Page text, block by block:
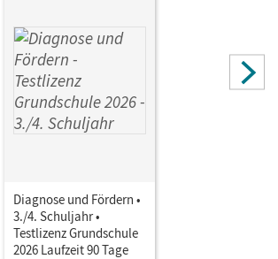
Niemitz-Rossant, Cecile J.
Diagnose und Fördern •
3./4. Schuljahr •
Testlizenz Grundschule
2026 Laufzeit 90 Tage